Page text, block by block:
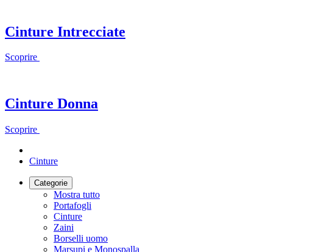
Cinture Intrecciate
Scoprire
Cinture Donna
Scoprire
Cinture
Categorie
Mostra tutto
Portafogli
Cinture
Zaini
Borselli uomo
Marsupi e Monospalla